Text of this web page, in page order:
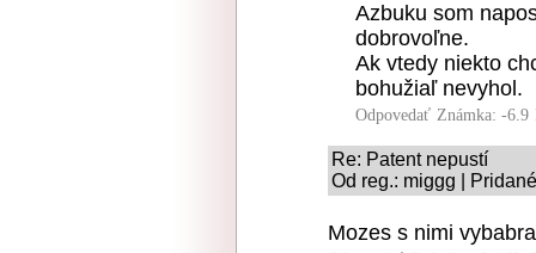
Azbuku som
dobrovoľne.
Ak vtedy niekto
bohužiaľ nevyhol.
Odpovedať Známka: -6.9
Re: Patent nepustí
Od reg.: miggg |
Mozes s nimi